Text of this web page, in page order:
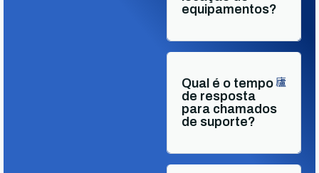
equipamentos?
Qual é o tempo
de resposta
para chamados
de suporte?